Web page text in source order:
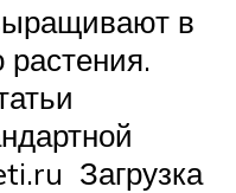
в
растения.
Загрузка